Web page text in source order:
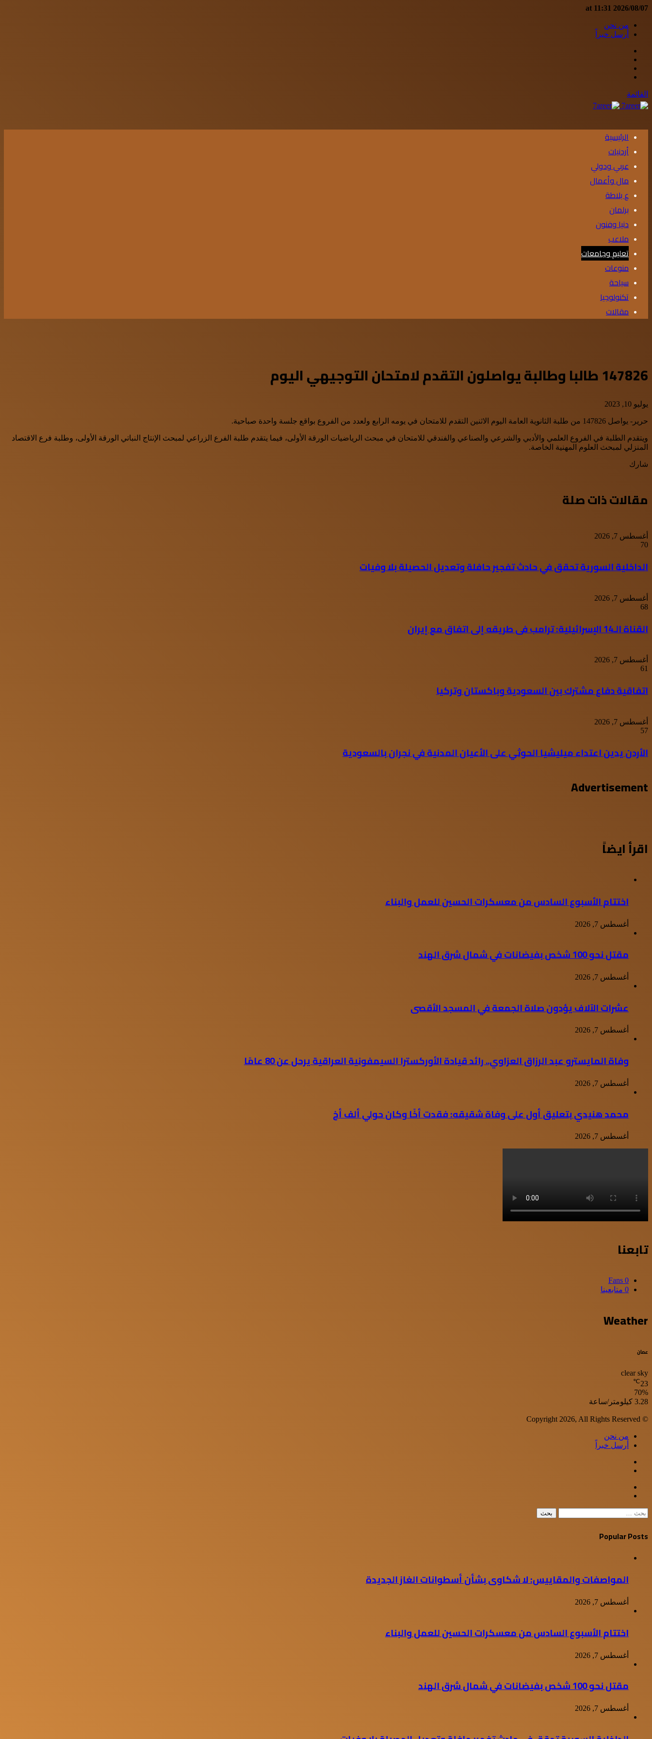
2026/08/07 at 11:31
من نحن
أرسل خبراً
القائمة
الرئيسية
أردنيات
عربي ودولي
مال وأعمال
ع بلاطة
برلمان
دنيا وفنون
ملاعب
تعليم وجامعات
منوعات
سياحة
تكنولوجيا
مقالات
147826 طالبا وطالبة يواصلون التقدم لامتحان التوجيهي اليوم
يوليو 10, 2023
حرير- يواصل 147826 من طلبة الثانوية العامة اليوم الاثنين التقدم للامتحان في يومه الرابع ولعدد من الفروع بواقع جلسة واحدة صباحية.
ويتقدم الطلبة في الفروع العلمي والأدبي والشرعي والصناعي والفندقي للامتحان في مبحث الرياضيات الورقة الأولى، فيما يتقدم طلبة الفرع الزراعي لمبحث الإنتاج النباتي الورقة الأولى، وطلبة فرع الاقتصاد
المنزلي لمبحث العلوم المهنية الخاصة.
شارك
مقالات ذات صلة
أغسطس 7, 2026
70
الداخلية السورية تحقق في حادث تفجير حافلة وتعديل الحصيلة بلا وفيات
أغسطس 7, 2026
68
القناة الـ14 الإسرائيلية: ترامب فى طريقه إلى اتفاق مع إيران
أغسطس 7, 2026
61
اتفاقية دفاع مشترك بين السعودية وباكستان وتركيا
أغسطس 7, 2026
57
الأردن يدين اعتداء ميليشيا الحوثي على الأعيان المدنية في نجران بالسعودية
Advertisement
اقرأ ايضاً
اختتام الأسبوع السادس من معسكرات الحسين للعمل والبناء
أغسطس 7, 2026
مقتل نحو 100 شخص بفيضانات في شمال شرق الهند
أغسطس 7, 2026
عشرات الآلاف يؤدون صلاة الجمعة في المسجد الأقصى
أغسطس 7, 2026
وفاة المايسترو عبد الرزاق العزاوي.. رائد قيادة الأوركسترا السيمفونية العراقية يرحل عن 80 عامًا
أغسطس 7, 2026
محمد هنيدي بتعليق أول على وفاة شقيقه: فقدت أخًا وكان حولي ألف أخ
أغسطس 7, 2026
تابعنا
0
Fans
0 متابعينا
Weather
عمان
clear sky
23
℃
الرطوبة:
70%
الرياح:
3.28 كيلومتر/ساعة
© Copyright 2026, All Rights Reserved
من نحن
أرسل خبراً
Facebook
Twitter
Google+
WhatsApp
Viber
إغلاق
البحث
Popular Posts
المواصفات والمقاييس: لا شكاوى بشأن أسطوانات الغاز الجديدة
أغسطس 7, 2026
اختتام الأسبوع السادس من معسكرات الحسين للعمل والبناء
أغسطس 7, 2026
مقتل نحو 100 شخص بفيضانات في شمال شرق الهند
أغسطس 7, 2026